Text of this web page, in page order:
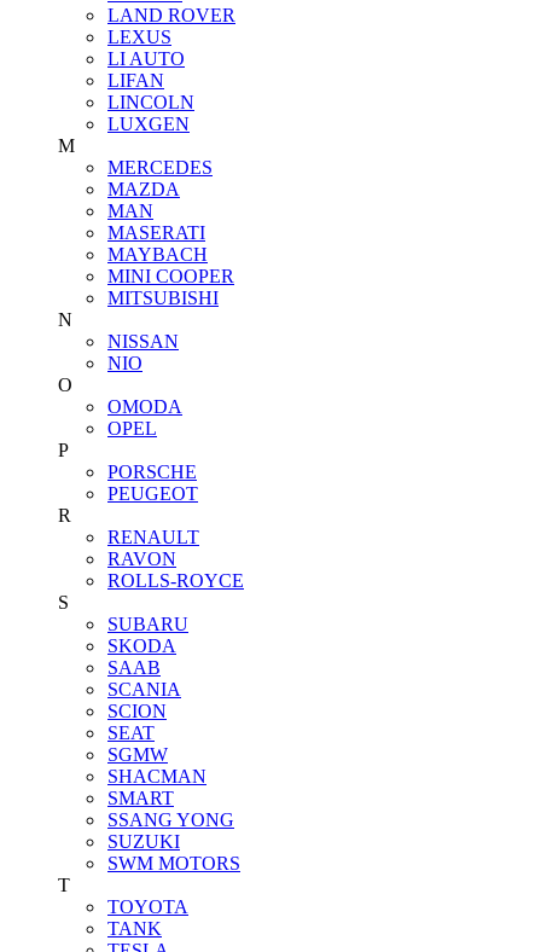
LAND ROVER
LEXUS
LI AUTO
LIFAN
LINCOLN
LUXGEN
M
MERCEDES
MAZDA
MAN
MASERATI
MAYBACH
MINI COOPER
MITSUBISHI
N
NISSAN
NIO
O
OMODA
OPEL
P
PORSCHE
PEUGEOT
R
RENAULT
RAVON
ROLLS-ROYCE
S
SUBARU
SKODA
SAAB
SCANIA
SCION
SEAT
SGMW
SHACMAN
SMART
SSANG YONG
SUZUKI
SWM MOTORS
T
TOYOTA
TANK